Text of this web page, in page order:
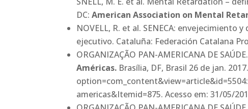
DC:American Association on Mental
NOVELL, R. et al. SENECA:
ejecutivo. Cataluña: Federación Catalana
ORGANIZAÇÃO PAN-AMERICANA DE SAÚDE.
Américas. Brasília, DF, Brasil 26 de jan.
americas&Itemid=875. Acesso em: 31/05/